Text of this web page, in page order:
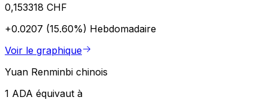
0,153318 CHF
+0.0207 (15.60%) Hebdomadaire
Voir le graphique
Yuan Renminbi chinois
1 ADA équivaut à